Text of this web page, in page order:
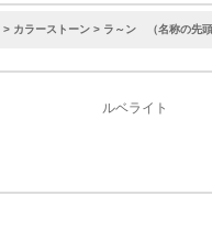
> カラーストーン > ラ～ン （名称の先頭
ルベライト